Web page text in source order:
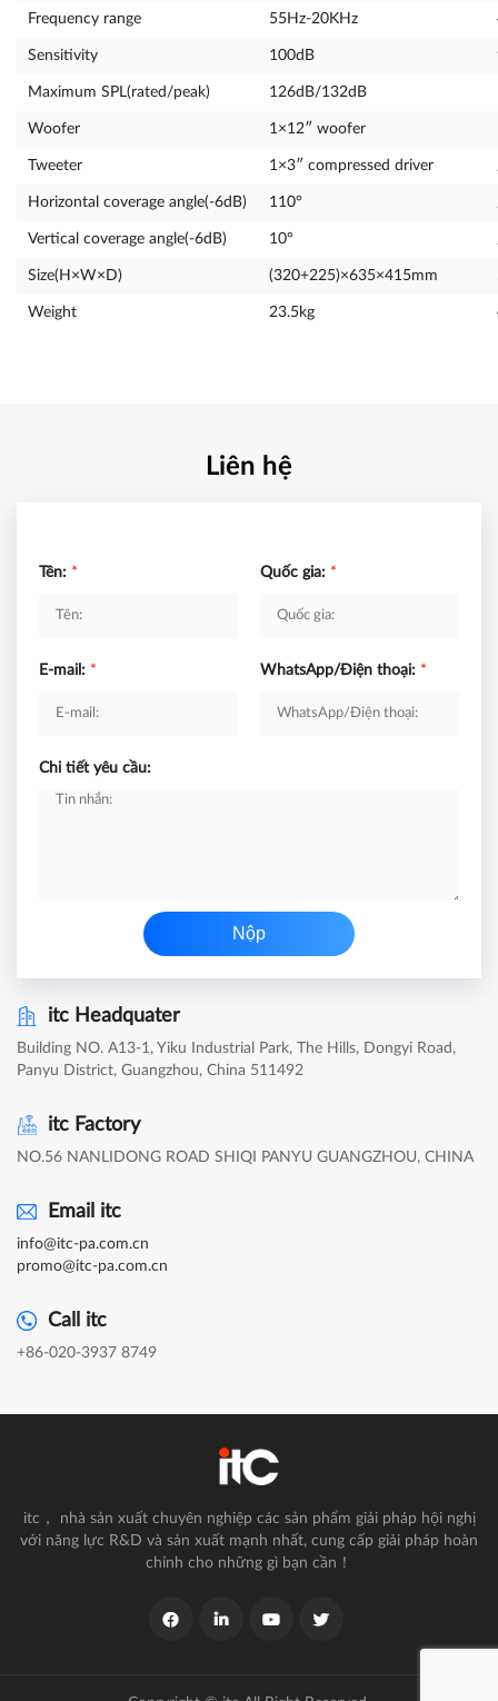
Frequency range 55Hz-20KHz
Sensitivity 100dB
Maximum SPL(rated/peak) 126dB/132dB
Woofer 1×12″ woofer
Tweeter 1×3″ compressed driver
Horizontal coverage angle(-6dB) 110°
Vertical coverage angle(-6dB) 10°
Size(H×W×D) (320+225)×635×415mm
Weight 23.5kg
Liên hệ
Tên: * Quốc gia: *
E-mail: * WhatsApp/Điện thoại: *
Chi tiết yêu cầu:
Nộp
itc Headquater
Building NO. A13-1, Yiku Industrial Park, The Hills, Dongyi Road,
Panyu District, Guangzhou, China 511492
itc Factory
NO.56 NANLIDONG ROAD SHIQI PANYU GUANGZHOU, CHINA
Email itc
info@itc-pa.com.cn
promo@itc-pa.com.cn
Call itc
+86-020-3937 8749
itc， nhà sản xuất chuyên nghiệp các sản phẩm giải pháp hội nghị
với năng lực R&D và sản xuất mạnh nhất, cung cấp giải pháp hoàn
chỉnh cho những gì bạn cần！